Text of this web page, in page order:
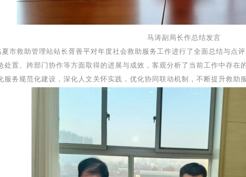
马涛副局长作总结发言
助管理站站长胥善平对年度社会救助服务工作进行了全面总结与点评
处置、跨部门协作等方面取得的进展与成效，客观分析了当前工作中存在
服务规范化建设，深化人文关怀实践，优化协同联动机制，不断提升救助